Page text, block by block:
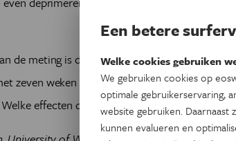
de meting is de ijsvrije periode – de periode
zeven weken toegenomen. Tegen 2050
effecten dat zal hebben op de ijsberen, is
Een betere
Welke cookies gebruiken
We gebruiken cookies op
optimale gebruikerservaring,
website gebruiken.
kunnen evalueren en